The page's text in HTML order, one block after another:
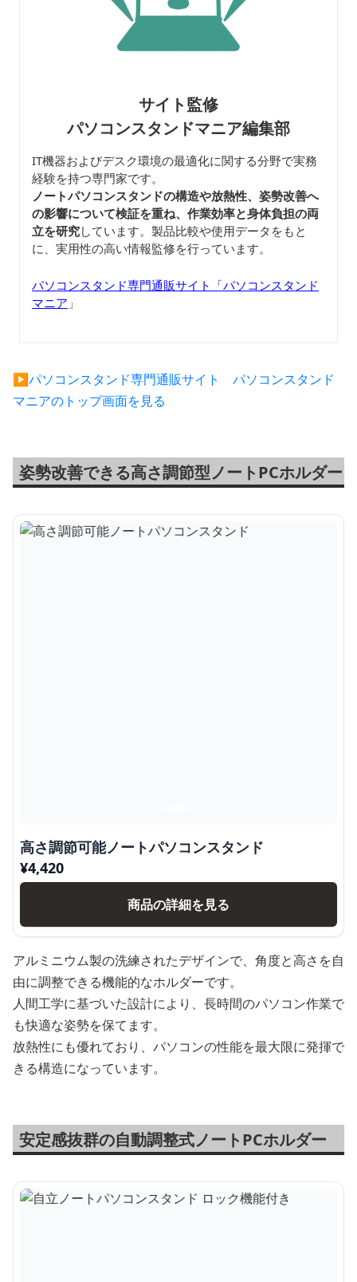
サイト監修
パソコンスタンドマニア編集部
IT機器およびデスク環境の最適化に関する分野で実務
経験を持つ専門家です。
ノートパソコンスタンドの構造や放熱性、姿勢改善へ
の影響について検証を重ね、作業効率と身体負担の両
立を研究しています。製品比較や使用データをもと
に、実用性の高い情報監修を行っています。
パソコンスタンド専門通販サイト「パソコンスタンド
マニア 」
▶︎パソコンスタンド専門通販サイト パソコンスタンド
マニアのトップ画面を見る
姿勢改善できる高さ調節型ノートPCホルダー
高さ調節可能ノートパソコンスタンド
¥4,420
商品の詳細を見る
アルミニウム製の洗練されたデザインで、角度と高さを自
由に調整できる機能的なホルダーです。
人間工学に基づいた設計により、長時間のパソコン作業で
も快適な姿勢を保てます。
放熱性にも優れており、パソコンの性能を最大限に発揮で
きる構造になっています。
安定感抜群の自動調整式ノートPCホルダー